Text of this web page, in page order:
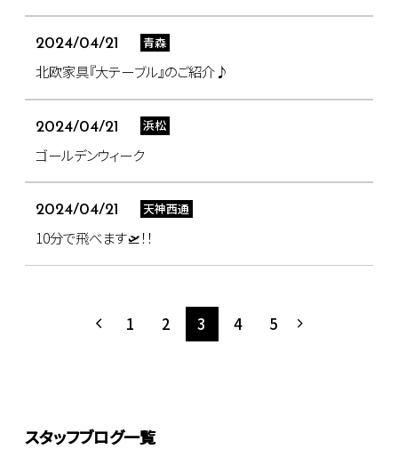
2024/04/21 青森
北欧家具『大テーブル』のご紹介♪
2024/04/21 浜松
ゴールデンウィーク
2024/04/21 天神西通
10分で飛べます🛫！！
1 2 3 4 5
スタッフブログ一覧